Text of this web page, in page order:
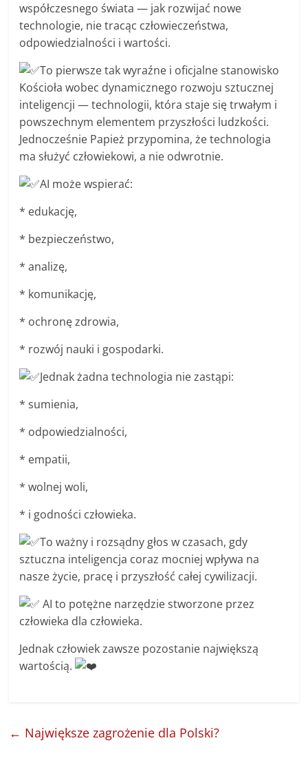
współczesnego świata — jak rozwijać nowe
technologie, nie tracąc człowieczeństwa,
odpowiedzialności i wartości.
To pierwsze tak wyraźne i oficjalne stanowisko
Kościoła wobec dynamicznego rozwoju sztucznej
inteligencji — technologii, która staje się trwałym i
powszechnym elementem przyszłości ludzkości.
Jednocześnie Papież przypomina, że technologia
ma służyć człowiekowi, a nie odwrotnie.
AI może wspierać:
* edukację,
* bezpieczeństwo,
* analizę,
* komunikację,
* ochronę zdrowia,
* rozwój nauki i gospodarki.
Jednak żadna technologia nie zastąpi:
* sumienia,
* odpowiedzialności,
* empatii,
* wolnej woli,
* i godności człowieka.
To ważny i rozsądny głos w czasach, gdy
sztuczna inteligencja coraz mocniej wpływa na
nasze życie, pracę i przyszłość całej cywilizacji.
AI to potężne narzędzie stworzone przez
człowieka dla człowieka.
Jednak człowiek zawsze pozostanie największą
wartością.
← Największe zagrożenie dla Polski?